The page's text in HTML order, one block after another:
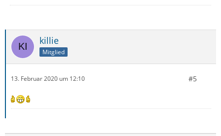
killie
Mitglied
13. Februar 2020 um 12:10 #5